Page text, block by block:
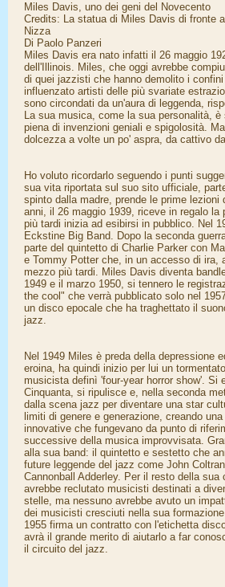
Miles Davis, uno dei geni del Novecento
Credits: La statua di Miles Davis di fronte
Nizza
Di Paolo Panzeri
Miles Davis era nato infatti il 26 maggio
dell'Illinois. Miles, che oggi avrebbe
di quei jazzisti che hanno demolito i
influenzato artisti delle più svariate
sono circondati da un'aura di leggenda,
La sua musica, come la sua personalità, è
piena di invenzioni geniali e spigolosità.
dolcezza a volte un po' aspra, da cattivo
Ho voluto ricordarlo seguendo i punti
sua vita riportata sul suo sito ufficiale,
spinto dalla madre, prende le prime lezioni
anni, il 26 maggio 1939, riceve in regalo la
più tardi inizia ad esibirsi in pubblico. Nel
Eckstine Big Band. Dopo la seconda
parte del quintetto di Charlie Parker con
e Tommy Potter che, in un accesso di ira,
mezzo più tardi. Miles Davis diventa
1949 e il marzo 1950, si tennero le
the cool" che verrà pubblicato solo nel
un disco epocale che ha traghettato il
jazz.
Nel 1949 Miles è preda della depressione
eroina, ha quindi inizio per lui un
musicista definì 'four-year horror show'. Si
Cinquanta, si ripulisce e, nella seconda
dalla scena jazz per diventare una star
limiti di genere e generazione, creando
innovative che fungevano da punto di
successive della musica improvvisata.
alla sua band: il quintetto e sestetto che
future leggende del jazz come John
Cannonball Adderley. Per il resto della sua
avrebbe reclutato musicisti destinati a
stelle, ma nessuno avrebbe avuto un
dei musicisti cresciuti nella sua
1955 firma un contratto con l'etichetta
avrà il grande merito di aiutarlo a far
il circuito del jazz.